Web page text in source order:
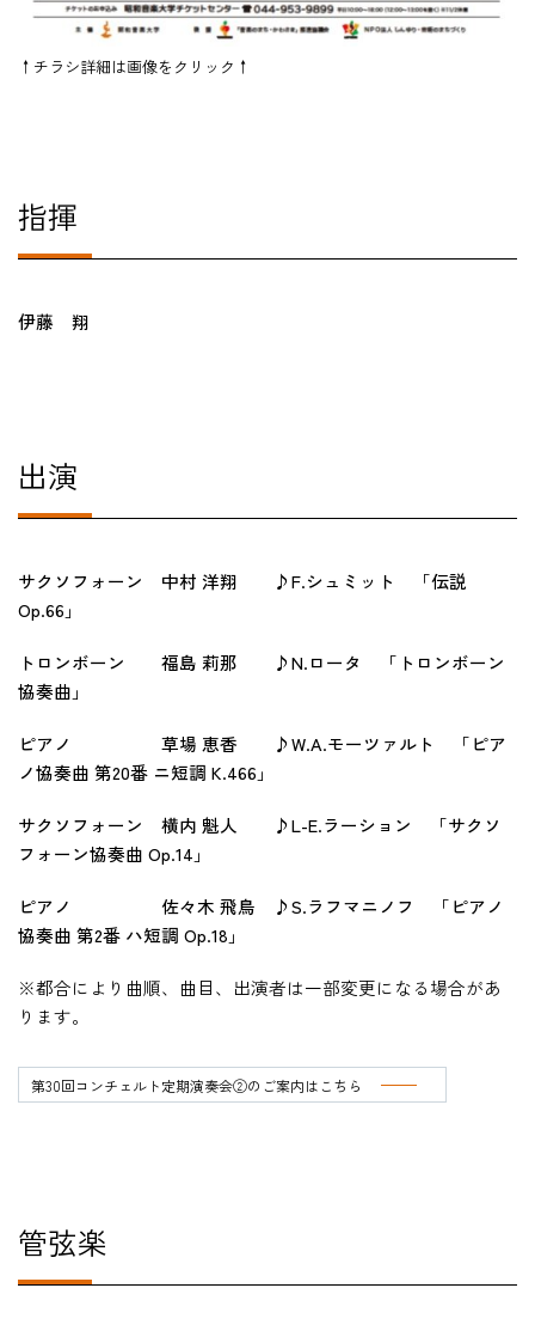
English
このサイトについて
↑チラシ詳細は画像をクリック↑
指揮
伊藤 翔
出演
サクソフォーン 中村 洋翔 ♪F.シュミット 「伝説
Op.66」
トロンボーン 福島 莉那 ♪N.ロータ 「トロンボーン
協奏曲」
ピアノ 草場 恵香 ♪W.A.モーツァルト 「ピア
ノ協奏曲 第20番 ニ短調 K.466」
サクソフォーン 横内 魁人 ♪L-E.ラーション 「サクソ
フォーン協奏曲 Op.14」
ピアノ 佐々木 飛鳥 ♪S.ラフマニノフ 「ピアノ
協奏曲 第2番 ハ短調 Op.18」
※都合により曲順、曲目、出演者は一部変更になる場合があ
ります。
第30回コンチェルト定期演奏会②のご案内はこちら
管弦楽